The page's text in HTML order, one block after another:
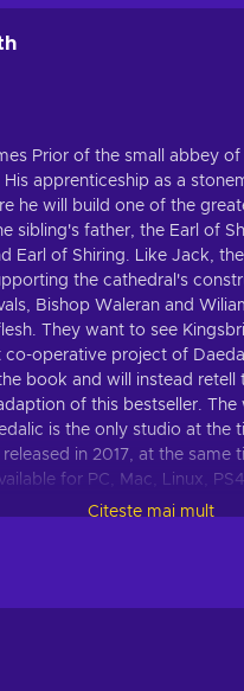
Prior of the small abbey
apprenticeship as a
he will build one of the
sibling's father, the Earl of
Earl of Shiring. Like Jack,
the cathedral's
Bishop Waleran and
They want to see
operative project of
book and will instead
of this bestseller.
is the only studio at the
in 2017, at the
for PC, Mac, Linux,
Citește mai mult